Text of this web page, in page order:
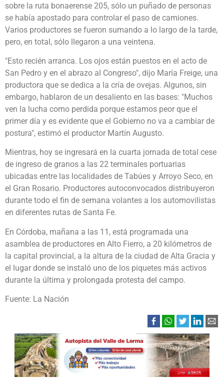
sobre la ruta bonaerense 205, sólo un puñado de personas
se había apostado para controlar el paso de camiones.
Varios productores se fueron sumando a lo largo de la tarde,
pero, en total, sólo llegaron a una veintena.
"Esto recién arranca. Los ojos están puestos en el acto de
San Pedro y en el abrazo al Congreso", dijo María Freige, una
productora que se dedica a la cría de ovejas. Algunos, sin
embargo, hablaron de un desaliento en las bases: "Muchos
ven la lucha como perdida porque estamos peor que el
primer día y es evidente que el Gobierno no va a cambiar de
postura", estimó el productor Martín Augusto.
Mientras, hoy se ingresará en la cuarta jornada de total cese
de ingreso de granos a las 22 terminales portuarias
ubicadas entre las localidades de Tabúes y Arroyo Seco, en
el Gran Rosario. Productores autoconvocados distribuyeron
durante todo el fin de semana volantes a los automovilistas
en diferentes rutas de Santa Fe.
En Córdoba, mañana a las 11, está programada una
asamblea de productores en Alto Fierro, a 20 kilómetros de
la capital provincial, a la altura de la ciudad de Alta Gracia y
el lugar donde se instaló uno de los piquetes más activos
durante la última y prolongada protesta del campo.
Fuente: La Nación